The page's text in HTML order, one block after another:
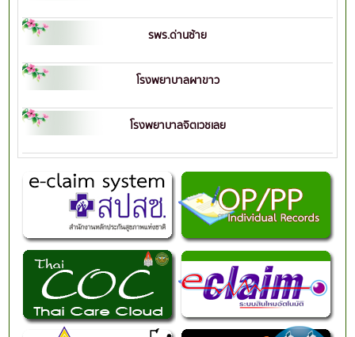
รพร.ด่านซ้าย
โรงพยาบาลผาขาว
โรงพยาบาลจิตเวชเลย